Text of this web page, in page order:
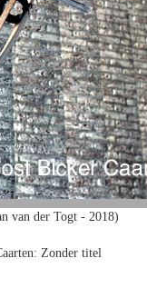
van der Togt - 2018)
Zonder titel